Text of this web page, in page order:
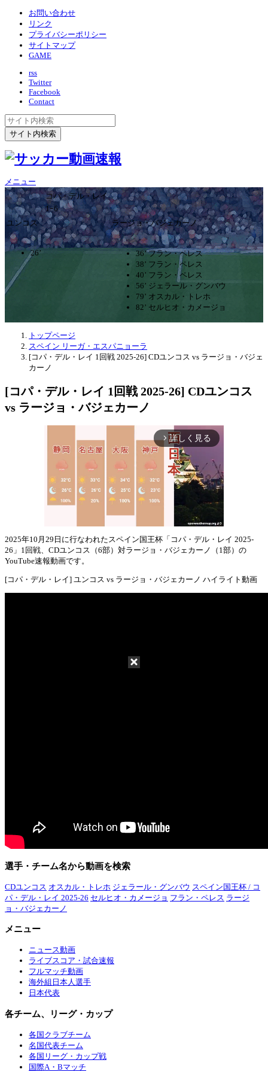
お問い合わせ
リンク
プライバシーポリシー
サイトマップ
GAME
rss
Twitter
Facebook
Contact
メニュー
コパ・デル・レイ
1ｰ6
ユンコス
ラージョ・バジェカーノ
26’
36’ フラン・ペレス
38’ フラン・ペレス
40’ フラン・ペレス
56’ ジェラール・グンバウ
79’ オスカル・トレホ
82’ セルヒオ・カメージョ
トップページ
スペイン リーガ・エスパニョーラ
[コパ・デル・レイ 1回戦 2025-26] CDユンコス vs ラージョ・バジェ
カーノ
[コパ・デル・レイ 1回戦 2025-26] CDユンコス
vs ラージョ・バジェカーノ
arrow_forward_ios 詳しく見る
2025年10月29日に行なわれたスペイン国王杯「コパ・デル・レイ 2025-
26」1回戦、CDユンコス（6部）対ラージョ・バジェカーノ（1部）の
YouTube速報動画です。
[コパ・デル・レイ] ユンコス vs ラージョ・バジェカーノ ハイライト動画
選手・チーム名から動画を検索
CDユンコス オスカル・トレホ ジェラール・グンバウ スペイン国王杯 / コ
パ・デル・レイ 2025-26 セルヒオ・カメージョ フラン・ペレス ラージ
ョ・バジェカーノ
メニュー
ニュース動画
ライブスコア・試合速報
フルマッチ動画
海外組日本人選手
日本代表
各チーム、リーグ・カップ
各国クラブチーム
名国代表チーム
各国リーグ・カップ戦
国際A・Bマッチ